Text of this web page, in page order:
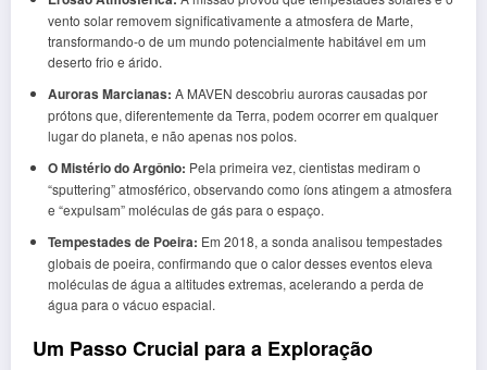
vento solar removem significativamente a atmosfera de Marte,
transformando-o de um mundo potencialmente habitável em um
deserto frio e árido.
Auroras Marcianas: A MAVEN descobriu auroras causadas por
prótons que, diferentemente da Terra, podem ocorrer em qualquer
lugar do planeta, e não apenas nos polos.
O Mistério do Argônio: Pela primeira vez, cientistas mediram o
“sputtering” atmosférico, observando como íons atingem a atmosfera
e “expulsam” moléculas de gás para o espaço.
Tempestades de Poeira: Em 2018, a sonda analisou tempestades
globais de poeira, confirmando que o calor desses eventos eleva
moléculas de água a altitudes extremas, acelerando a perda de
água para o vácuo espacial.
Um Passo Crucial para a Exploração